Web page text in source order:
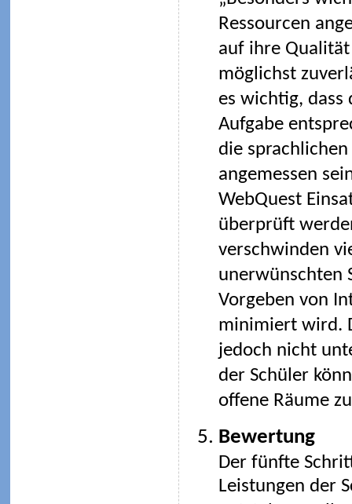
Ressourcen
auf ihre
möglichst
es wichtig,
Aufgabe
die
angemessen
WebQuest
überprüft
verschwinden
unerwünschten
Vorgeben von
minimiert wird.
jedoch nicht
der Schüler
offene Räume
Bewertung
Der fünfte
Leistungen der